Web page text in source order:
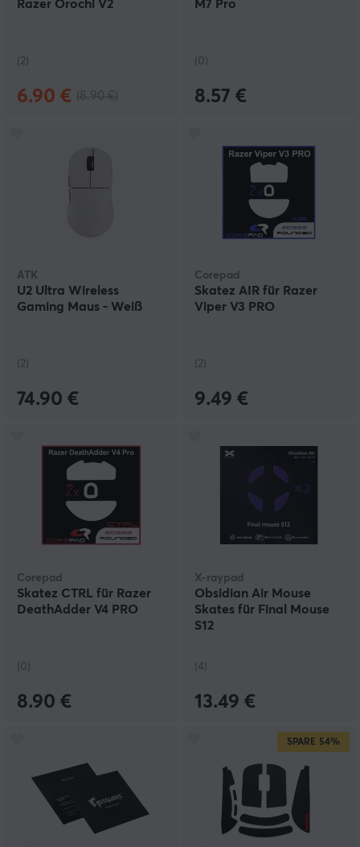
Razer Orochi V2
(2)
6.90 €
M7 Pro
(0)
8.57 €
ATK
U2 Ultra Wireless
Gaming Maus - Weiß
(2)
74.90 €
Corepad
Skatez AIR für Razer
Viper V3 PRO
(2)
9.49 €
Corepad
Skatez CTRL für Razer
DeathAdder V4 PRO
(0)
8.90 €
X-raypad
Obsidian Air Mouse
Skates für Final Mouse
S12
(4)
13.49 €
SPARE 54%